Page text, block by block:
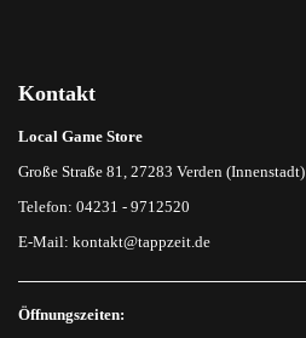
Kontakt
Local Game Store
Große Straße 81, 27283 Verden (Innenstadt)
Telefon: 04231 - 9712520
E-Mail: kontakt@tappzeit.de
Öffnungszeiten: